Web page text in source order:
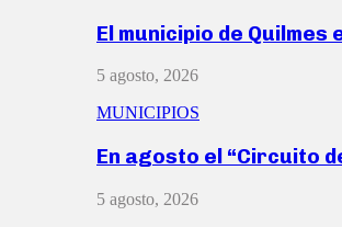
El municipio de
5 agosto, 2026
MUNICIPIOS
En agosto el “Circuito
5 agosto, 2026